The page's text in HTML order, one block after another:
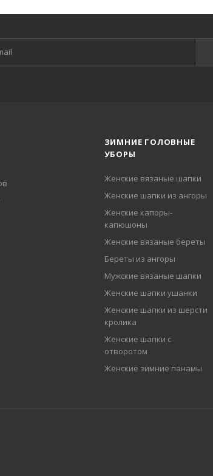
ЗИМНИЕ ГОЛОВНЫЕ
УБОРЫ
Женские вязаные шапки
Женские шапки из ангоры
Женские капоры-
капюшоны
Женские вязаные береты
Береты из ангоры
Мужские вязаные шапки
Женские шапки ушанки
Женские шапки из шерсти
кролика
Женские шапки с
отворотом
Женские зимние панамы